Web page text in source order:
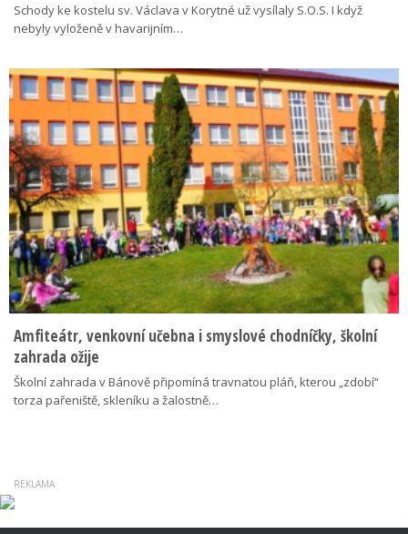
Schody ke kostelu sv. Václava v Korytné už vysílaly S.O.S. I když
nebyly vyloženě v havarijním…
Amfiteátr, venkovní učebna i smyslové chodníčky, školní
zahrada ožije
Školní zahrada v Bánově připomíná travnatou pláň, kterou „zdobí“
torza pařeniště, skleníku a žalostně…